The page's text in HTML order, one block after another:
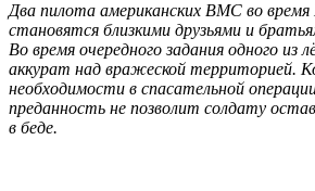
Два пилота американских ВМС во время
становятся близкими друзьями и
Во время очередного задания одного из
аккурат над вражеской территорией.
необходимости в спасательной
преданность не позволит солдату
в беде.